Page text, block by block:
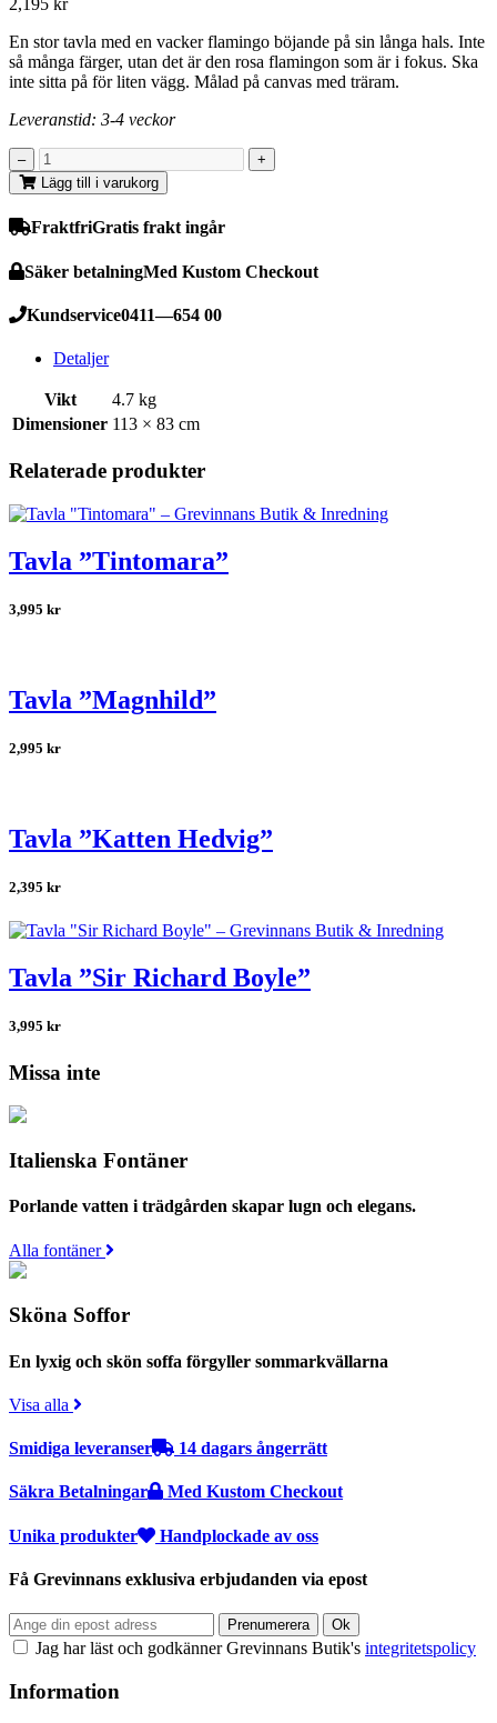
2,195 kr
En stor tavla med en vacker flamingo böjande på sin långa hals. Inte
så många färger, utan det är den rosa flamingon som är i fokus. Ska
inte sitta på för liten vägg. Målad på canvas med träram.
Leveranstid: 3-4 veckor
Lägg till i varukorg
FraktfriGratis frakt ingår
Säker betalningMed Kustom Checkout
Kundservice0411—654 00
Detaljer
Vikt
4.7 kg
Dimensioner 113 × 83 cm
Relaterade produkter
Tavla ”Tintomara”
3,995 kr
Tavla ”Magnhild”
2,995 kr
Tavla ”Katten Hedvig”
2,395 kr
Tavla ”Sir Richard Boyle”
3,995 kr
Missa inte
Italienska Fontäner
Porlande vatten i trädgården skapar lugn och elegans.
Alla fontäner
Sköna Soffor
En lyxig och skön soffa förgyller sommarkvällarna
Visa alla
Smidiga leveranser 14 dagars ångerrätt
Säkra Betalningar Med Kustom Checkout
Unika produkter Handplockade av oss
Få Grevinnans exklusiva erbjudanden via epost
Jag har läst och godkänner Grevinnans Butik's integritetspolicy
Information